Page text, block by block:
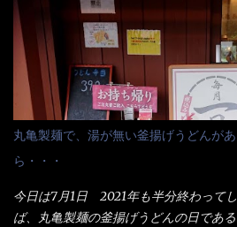
丸亀製麺で、湯が無い釜揚げうどんが
ら・・・
今日は7月1日 2021年も半分終わって
ば、丸亀製麺の釜揚げうどんの日であ